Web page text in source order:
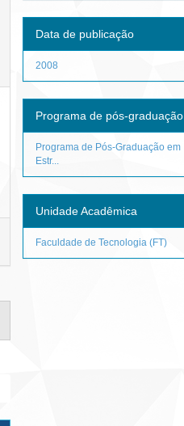
Data de publicação
2008
Programa de pós-graduação
Programa de Pós-Graduação em
Estr...
Unidade Acadêmica
Faculdade de Tecnologia (FT)